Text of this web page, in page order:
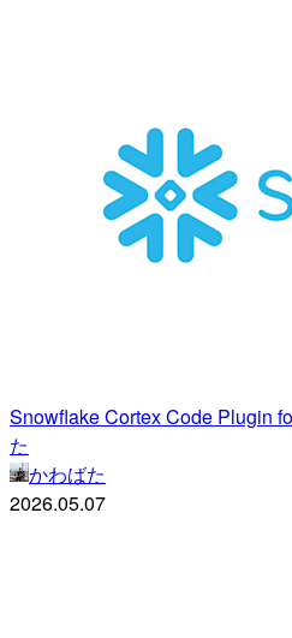
Snowflake Cortex Code Plugin
た
かわばた
2026.05.07